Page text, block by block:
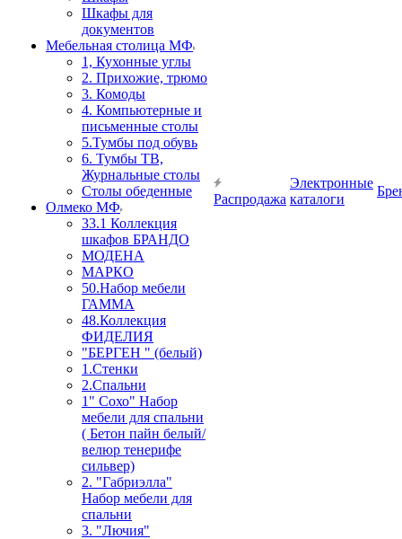
Шкафы для
документов
Мебельная столица МФ
1, Кухонные углы
2. Прихожие, трюмо
3. Комоды
4. Компьютерные и
письменные столы
5.Тумбы под обувь
6. Тумбы ТВ,
Журнальные столы
Столы обеденные
Олмеко МФ
33.1 Коллекция
шкафов БРАНДО
МОДЕНА
МАРКО
50.Набор мебели
ГАММА
48.Коллекция
ФИДЕЛИЯ
"БЕРГЕН " (белый)
1.Стенки
2.Спальни
1" Сохо" Набор
мебели для спальни
( Бетон пайн белый/
велюр тенерифе
сильвер)
2. "Габриэлла"
Набор мебели для
спальни
3. "Лючия"
Распродажа
Электронные
каталоги